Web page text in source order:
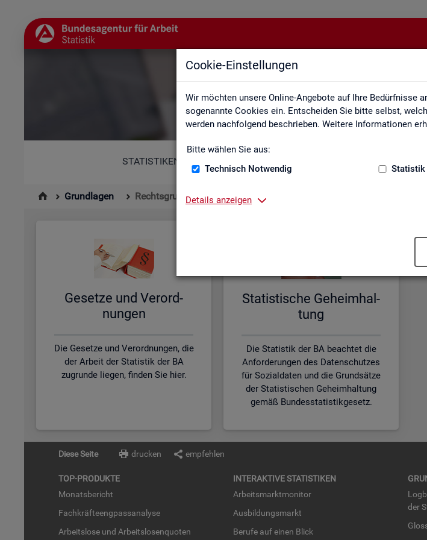
Cookie-Einstellungen
Wir möchten unsere Online-Angebote auf Ihre Bedürfnisse
sogenannte Cookies ein. Entscheiden Sie bitte selbst,
werden nachfolgend beschrieben. Weitere Informationen
Bitte wählen Sie aus:
Technisch Notwendig
Statistik
Details anzeigen
STATISTIKEN
Grundlagen Rechtsgrundlagen
Ge­set­ze und Ver­ord­
nun­gen
Die Gesetze und Verordnungen, die
der Arbeit der Statistik der BA
zugrunde liegen, finden Sie hier.
Sta­tis­ti­sche Ge­heim­hal­
tung
Die Statistik der BA beachtet die
Anforderungen des Datenschutzes
für Sozialdaten und die Grundsätze
der Statistischen Geheimhaltung
gemäß Bundesstatistikgesetz.
Diese Seite drucken empfehlen
TOP-PRO­DUK­TE
Mo­nats­be­richt
Fach­kräf­te­eng­pass­ana­ly­se
Ar­beits­lo­se und Ar­beits­lo­sen­quo­ten
IN­TER­AK­TI­VE STA­TIS­TI­KEN
Ar­beits­markt­mo­ni­tor
Aus­bil­dungs­markt
Be­ru­fe auf einen Blick
der